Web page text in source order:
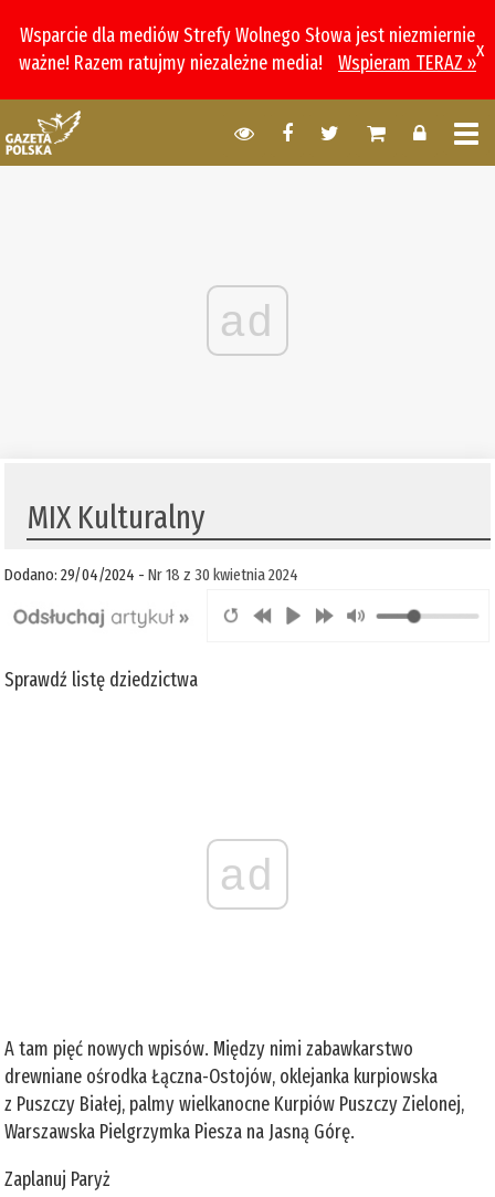
Wsparcie dla mediów Strefy Wolnego Słowa jest niezmiernie
ważne! Razem ratujmy niezależne media!
Wspieram TERAZ »
x
ad
MIX Kulturalny
Dodano: 29/04/2024 -Nr 18 z 30 kwietnia 2024
Sprawdź listę dziedzictwa
ad
A tam pięć nowych wpisów. Między nimi zabawkarstwo
drewniane ośrodka Łączna-Ostojów, oklejanka kurpiowska
z Puszczy Białej, palmy wielkanocne Kurpiów Puszczy Zielonej,
Warszawska Pielgrzymka Piesza na Jasną Górę.
Zaplanuj Paryż